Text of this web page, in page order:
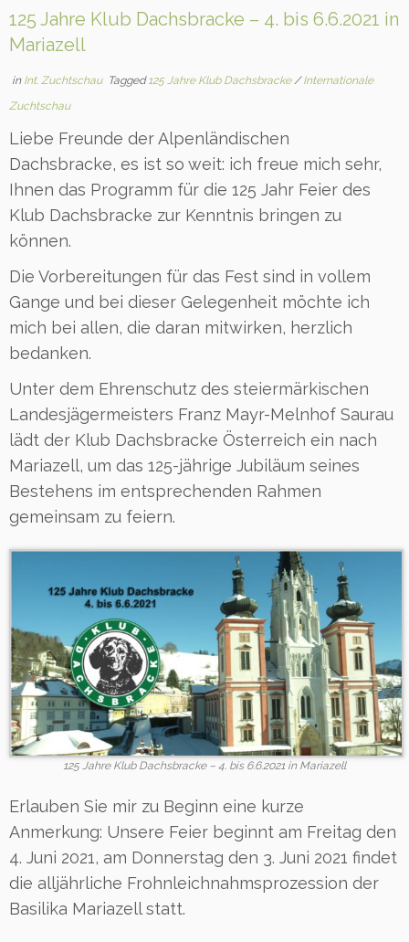
125 Jahre Klub Dachsbracke – 4. bis 6.6.2021 in
Mariazell
in Int. Zuchtschau Tagged 125 Jahre Klub Dachsbracke /Internationale
Zuchtschau
Liebe Freunde der Alpenländischen
Dachsbracke, es ist so weit: ich freue mich sehr,
Ihnen das Programm für die 125 Jahr Feier des
Klub Dachsbracke zur Kenntnis bringen zu
können.
Die Vorbereitungen für das Fest sind in vollem
Gange und bei dieser Gelegenheit möchte ich
mich bei allen, die daran mitwirken, herzlich
bedanken.
Unter dem Ehrenschutz des steiermärkischen
Landesjägermeisters Franz Mayr-Melnhof Saurau
lädt der Klub Dachsbracke Österreich ein nach
Mariazell, um das 125-jährige Jubiläum seines
Bestehens im entsprechenden Rahmen
gemeinsam zu feiern.
125 Jahre Klub Dachsbracke – 4. bis 6.6.2021 in Mariazell
Erlauben Sie mir zu Beginn eine kurze
Anmerkung: Unsere Feier beginnt am Freitag den
4. Juni 2021, am Donnerstag den 3. Juni 2021 findet
die alljährliche Frohnleichnahmsprozession der
Basilika Mariazell statt.